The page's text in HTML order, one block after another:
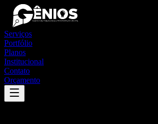
Serviços
Portfólio
Planos
Institucional
Contato
Orçamento